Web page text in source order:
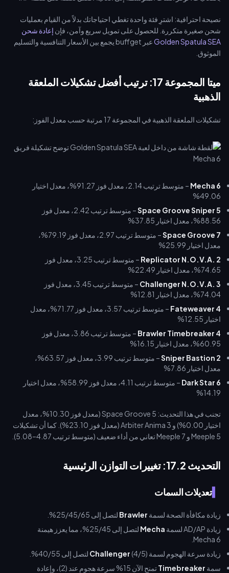
نصيحة احترافية: اشترِ فئة واحدة تغطي احتياجاتك بدلاً من القيام بعمليات
شحن صغيرة متكررة. للحصول على تمويل سريع وآمن، فإن إعادة شحن
Golden Spatula SEA
عبر buffget يجمع بين الأسعار التنافسية والتسليم
الموثوق.
ميتا المجموعة 17: ترتيب أفضل تشكيلات الملعقة
الذهبية
تشكيلات الملعقة الذهبية في المجموعة 17 مرتبة حسب معدل الفوز:
Mecha 6
– متوسط ترتيب 2.14، معدل فوز 91.27%، معدل اختيار
49.06%
Space Groove Sniper 5
– متوسط ترتيب 2.42، معدل فوز
88.56%، معدل اختيار 37.85%
Space Groove 7
– متوسط ترتيب 2.97، معدل فوز 79.19%،
معدل اختيار 25.99%
Replicator N.O.V.A. 2
– متوسط ترتيب 3.25، معدل فوز
74.65%، معدل اختيار 22.49%
Challenger N.O.V.A. 3
– متوسط ترتيب 3.45، معدل فوز
74.04%، معدل اختيار 12.81%
Fateweaver 4
– متوسط ترتيب 3.57، معدل فوز 71.77%، معدل
اختيار 12.55%
Brawler Timebreaker 4
– متوسط ترتيب 3.86، معدل فوز
60.95%، معدل اختيار 16.15%
Sniper Bastion 2
– متوسط ترتيب 3.99، معدل فوز 63.57%،
معدل اختيار 7.86%
Dark Star 6
– متوسط ترتيب 4.11، معدل فوز 58.99%، معدل اختيار
14.19%
تجنب في هذا التحديث: Space Groove 5 (معدل فوز 10.30%، معدل
اختيار 0.00%) و Arbiter Anima 3 (معدل فوز 23.10%). كما أن تشكيلات
Meeple 5 و Meeple 7 تعاني من أداء ضعيف (متوسط ترتيب 4.87–5.08).
التحديث 17.2: تغييرات التوازن الرئيسية
تعديلات السمات
زيادة مكافأة الصحة لسمة Brawler لتصل إلى 25/45/65%.
زيادة AD/AP لسمة
Mecha
لتصل إلى 25/45%، مما يعزز هيمنة
Mecha 6.
زيادة سرعة الهجوم لسمة
Challenger (4/5) لتصل إلى 40/55%.
سمة Timebreaker
تمنح الآن 15% سرعة هجوم عند (2)، وإعادة